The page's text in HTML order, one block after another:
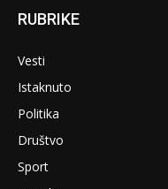
RUBRIKE
Vesti
Istaknuto
Politika
Društvo
Sport